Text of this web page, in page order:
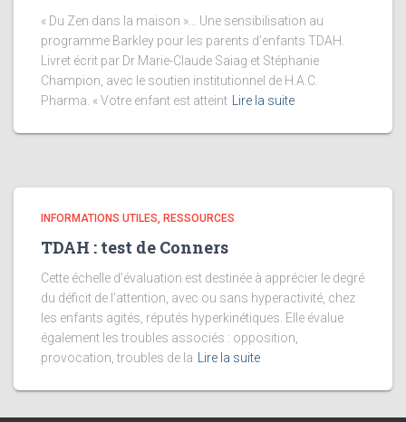
« Du Zen dans la maison »… Une sensibilisation au
programme Barkley pour les parents d’enfants TDAH.
Livret écrit par Dr Marie-Claude Saiag et Stéphanie
Champion, avec le soutien institutionnel de H.A.C.
Pharma. « Votre enfant est atteint
Lire la suite
INFORMATIONS UTILES, RESSOURCES
TDAH : test de Conners
Cette échelle d’évaluation est destinée à apprécier le degré
du déficit de l’attention, avec ou sans hyperactivité, chez
les enfants agités, réputés hyperkinétiques. Elle évalue
également les troubles associés : opposition,
provocation, troubles de la
Lire la suite